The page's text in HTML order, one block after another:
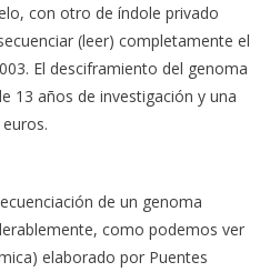
con otro de índole privado
(leer) completamente el
El desciframiento del genoma
13 años de investigación y una
de un genoma
como podemos ver
elaborado por Puentes